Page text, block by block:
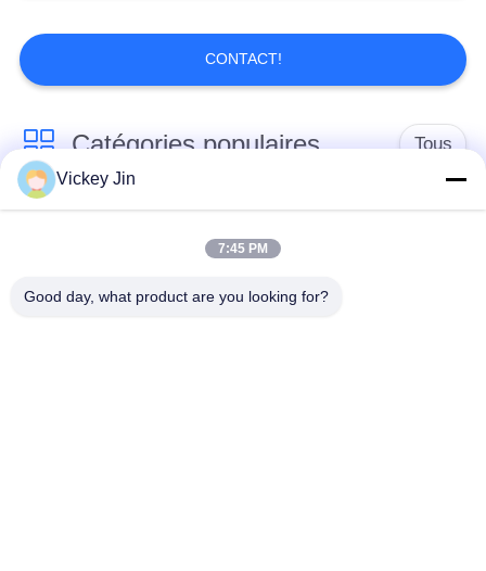
CONTACT!
Catégories populaires Tous
concernant
Vickey Jin
7:45 PM
Good day, what product are you looking for?